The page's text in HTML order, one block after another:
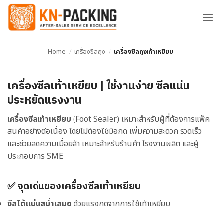
ข้าม
ยัง
Home / เครื่องซีลถุง / เครื่องซีลถุงเท้าเหยียบ
เครื่องซีลเท้าเหยียบ | ใช้งานง่าย ซีลแน่น
ประหยัดแรงงาน
เครื่องซีลเท้าเหยียบ (Foot Sealer) เหมาะสำหรับผู้ที่ต้องการแพ็ค
สินค้าอย่างต่อเนื่อง โดยไม่ต้องใช้มือกด เพิ่มความสะดวก รวดเร็ว
และช่วยลดความเมื่อยล้า เหมาะสำหรับร้านค้า โรงงานผลิต และผู้
ประกอบการ SME
✅ จุดเด่นของเครื่องซีลเท้าเหยียบ
ซีลได้แน่นสม่ำเสมอ ด้วยแรงกดจากการใช้เท้าเหยียบ